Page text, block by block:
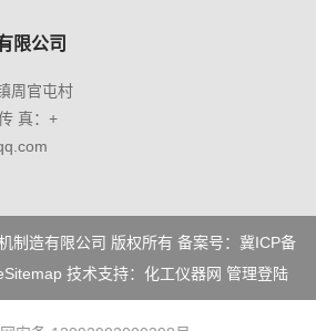
限公司
周官屯村
真：+
制造有限公司 版权所有 备案号： 冀ICP备
技术支持： 化工仪器网 管理登陆